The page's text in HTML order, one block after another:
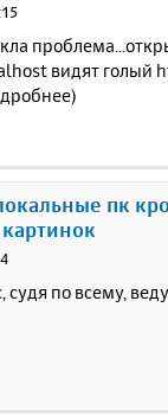
видят голый
пк
судя по всему,